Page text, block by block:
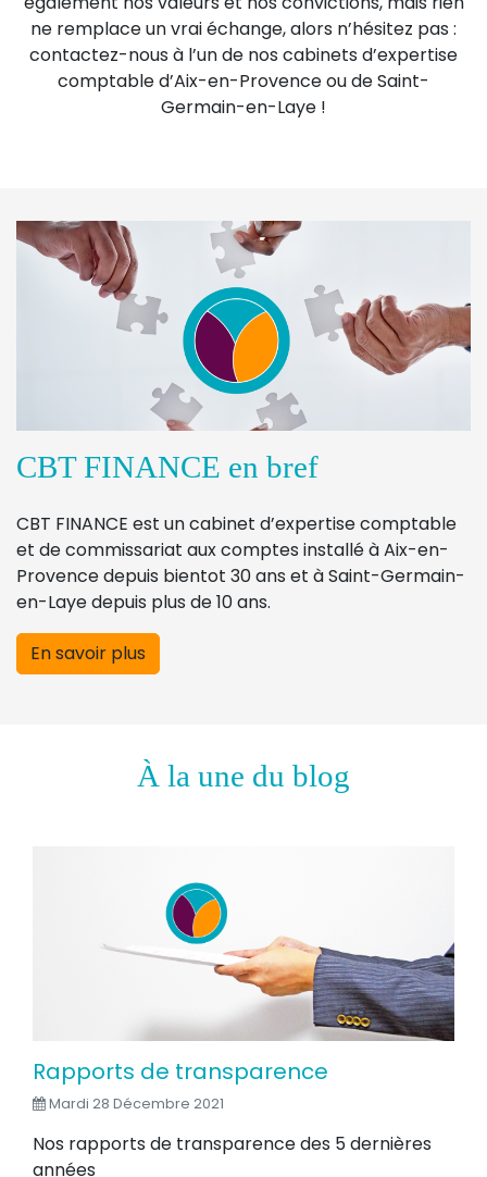
ne remplace un vrai échange, alors n’hésitez pas :
contactez-nous à l’un de nos cabinets d’expertise
comptable d’Aix-en-Provence ou de Saint-
Germain-en-Laye !
CBT FINANCE en bref
CBT FINANCE est un cabinet d’expertise comptable
et de commissariat aux comptes installé à Aix-en-
Provence depuis bientot 30 ans et à Saint-Germain-
en-Laye depuis plus de 10 ans.
En savoir plus
À la une du blog
Rapports de transparence
Mardi 28 Décembre 2021
Nos rapports de transparence des 5 dernières
années